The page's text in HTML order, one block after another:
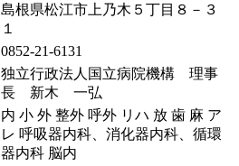
島根県松江市上乃木５丁目８－３
１
0852-21-6131
独立行政法人国立病院機構 理事
長 新木 一弘
内 小 外 整外 呼外 リハ 放 歯 麻 ア
レ 呼吸器内科、消化器内科、循環
器内科 脳内